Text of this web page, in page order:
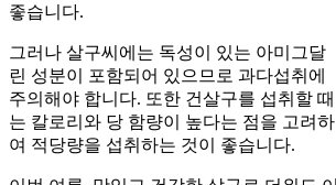
좋습니다.
그러나 살구씨에는 독성이 있는 아미그달
린 성분이 포함되어 있으므로 과다섭취에
주의해야 합니다. 또한 건살구를 섭취할 때
는 칼로리와 당 함량이 높다는 점을 고려하
여 적당량을 섭취하는 것이 좋습니다.